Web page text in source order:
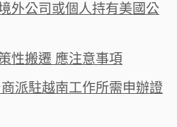
外公司或個人持有美國公
性搬遷 應注意事項
派駐越南工作所需申辦證